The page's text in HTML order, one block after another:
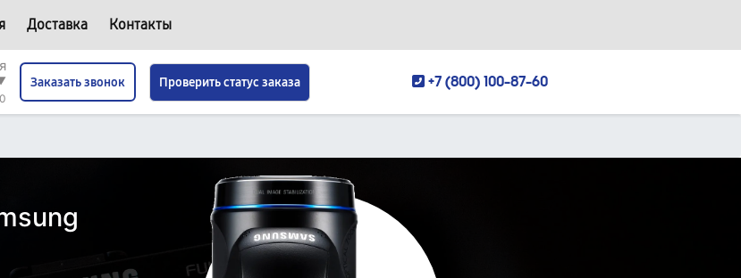
Доставка Контакты
Заказать звонок Проверить статус заказа +7 (800) 100-87-60